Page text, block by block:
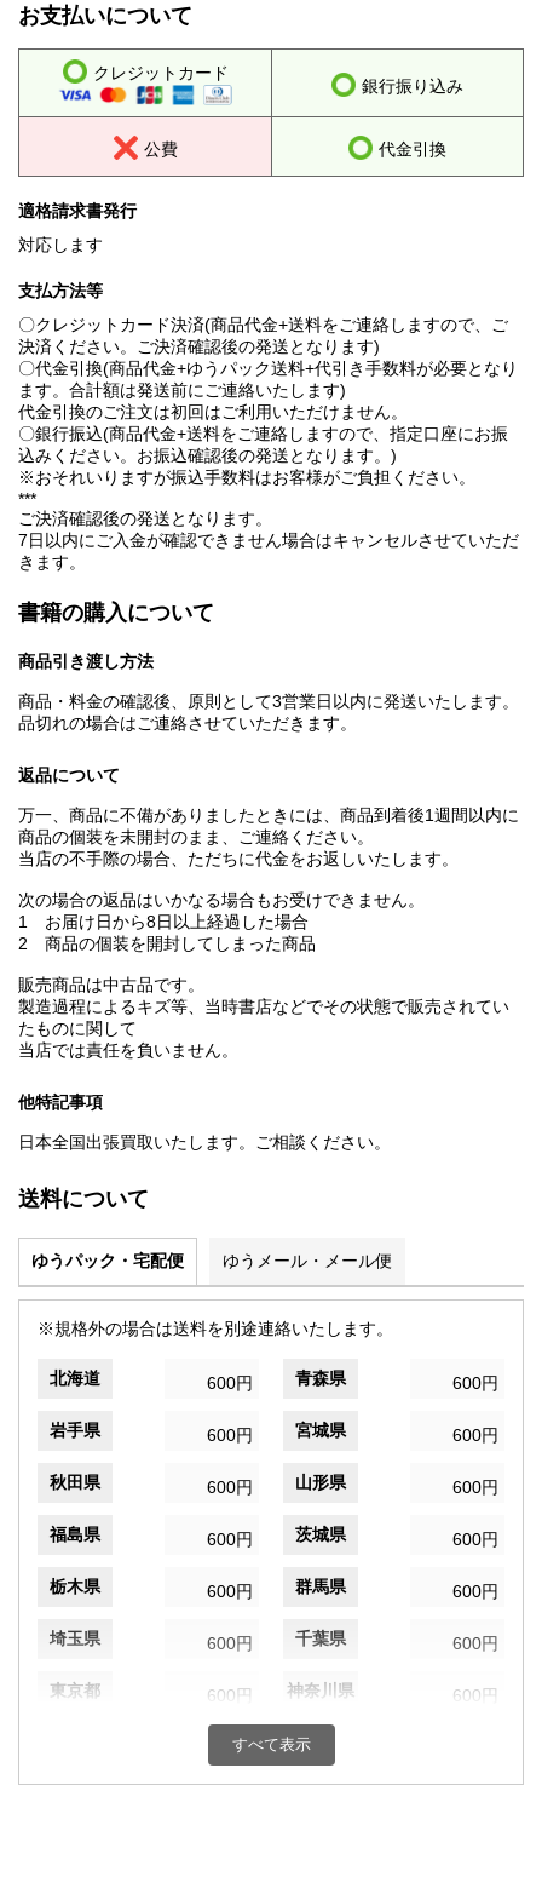
お支払いについて
クレジットカード
銀行振り込み
公費 代金引換
適格請求書発行
対応します
支払方法等
〇クレジットカード決済(商品代金+送料をご連絡しますので、ご
決済ください。ご決済確認後の発送となります)
〇代金引換(商品代金+ゆうパック送料+代引き手数料が必要となり
ます。合計額は発送前にご連絡いたします)
代金引換のご注文は初回はご利用いただけません。
〇銀行振込(商品代金+送料をご連絡しますので、指定口座にお振
込みください。お振込確認後の発送となります。)
※おそれいりますが振込手数料はお客様がご負担ください。
***
ご決済確認後の発送となります。
7日以内にご入金が確認できません場合はキャンセルさせていただ
きます。
書籍の購入について
商品引き渡し方法
商品・料金の確認後、原則として3営業日以内に発送いたします。
品切れの場合はご連絡させていただきます。
返品について
万一、商品に不備がありましたときには、商品到着後1週間以内に
商品の個装を未開封のまま、ご連絡ください。
当店の不手際の場合、ただちに代金をお返しいたします。
次の場合の返品はいかなる場合もお受けできません。
1 お届け日から8日以上経過した場合
2 商品の個装を開封してしまった商品
販売商品は中古品です。
製造過程によるキズ等、当時書店などでその状態で販売されてい
たものに関して
当店では責任を負いません。
他特記事項
日本全国出張買取いたします。ご相談ください。
送料について
ゆうパック・宅配便 ゆうメール・メール便
※規格外の場合は送料を別途連絡いたします。
北海道 600円 青森県 600円
岩手県 600円 宮城県 600円
秋田県 600円 山形県 600円
福島県 600円 茨城県 600円
栃木県 600円 群馬県 600円
埼玉県 600円 千葉県 600円
東京都 600円 神奈川県 600円
600円 富山県
すべて表示